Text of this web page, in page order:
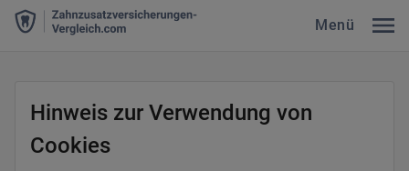
Menü
Hinweis zur Verwendung von
Cookies